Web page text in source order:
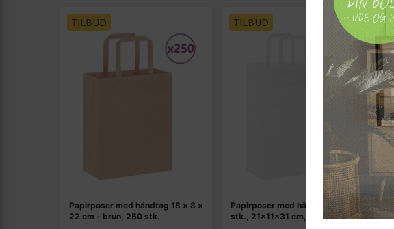
TILBUD
Papirposer med håndtag 18 × 8 ×
22 cm - brun, 250 stk.
TILBUD
Papirposer med håndtag - 250
stk., 21×11×31 cm, hvid